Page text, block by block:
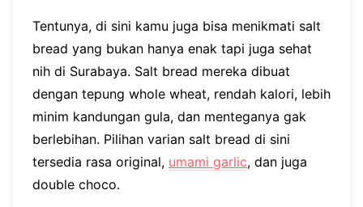
Tentunya, di sini kamu juga bisa menikmati salt
bread yang bukan hanya enak tapi juga sehat
nih di Surabaya. Salt bread mereka dibuat
dengan tepung whole wheat, rendah kalori, lebih
minim kandungan gula, dan menteganya gak
berlebihan. Pilihan varian salt bread di sini
tersedia rasa original, umami garlic, dan juga
double choco.